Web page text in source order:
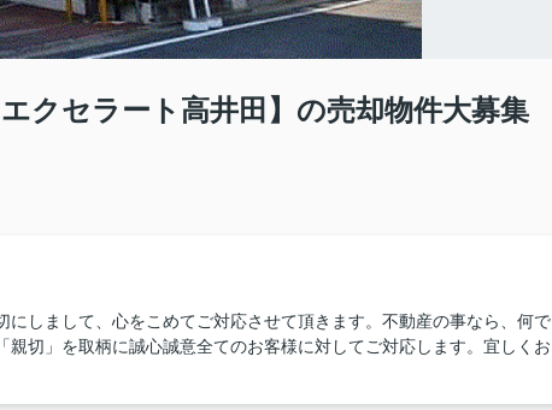
クセラート高井田】の売却物件大募集
にしまして、心をこめてご対応させて頂きます。不動産の事なら、何で
親切」を取柄に誠心誠意全てのお客様に対してご対応します。宜しくお